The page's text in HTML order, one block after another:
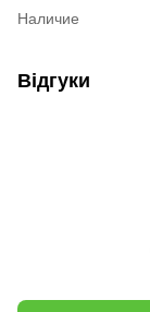
Наличие
Відгуки